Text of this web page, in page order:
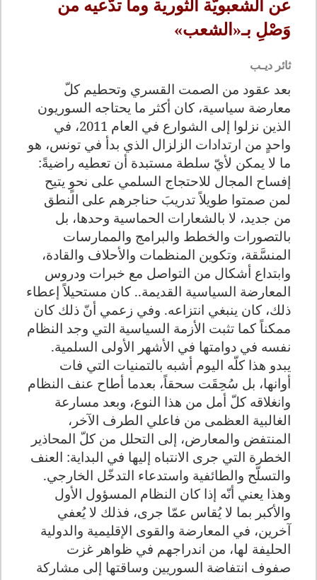
عن الشعبويّة الثورية وما تدَّعيه من
وَصْلِ بـ«الشعب»
ثائر ديـب
بعد عقود من الصمت القسري وتحطيم كلّ
معارضة سياسية، كان أكثر ما يحتاجه السوريون
الذين نزلوا إلى الشوارع في العام 2011، في
واحدٍ من ارتدادات الزلزال الذي بدأ في تونس، هو
ما لا يمكن لأيّ سلطة مستبدة أن تعطيه راضيةً:
إفساح المجال للاحتجاج السلمي على نحوٍ يتيح
لمن صمتوا طويلاً تدريبَ حناجرهم على النطق
من جديد، لا بالشعارات الحماسية وحدها، بل
بالتصورات والخطط والبرامج والممارسات
المنسَّقة، وتكوين المنظمات والأحلاف والقادة،
وابتداع أشكال من التواصل مع خبرات ودروس
المعارضة السياسية القديمة.. كان مستحيلاً إعطاء
ذلك، كان ينبغي انتزاعه. وفي زعمي أنّ ذلك كان
ممكناً كما تثبت الأزمة السياسية التي وجد النظام
نفسه في دوامتها في الأشهر الأولى السلمية.
يبدو هذا كلّه اليوم أشبه بالتمنيات التي فات
أوانها، بل سُحِقَت سحقاً، بعدما أطاح عنف النظام
وانغلاقه كلّ أمل من هذا النوع، وبعد مسارعة
الغالبية العظمى من فاعلي الطرف الآخر،
المنتفض والمعارض، إلى التحلل من كلّ المحاذير
الخطرة التي جرى الانتباه إليها في البداية: العنف
والتسلّح والطائفية واستدعاء التدخّل الخارجي.
وهذا يعني أنّه إذا كان النظام المسؤول الأول
والأكبر بما لا يُقاس عمّا جرى، فذلك لا يُعفي
آخرين، في المعارضة والقوى الإقليمية والدولية
الحليفة لها، من اندراجهم في ظواهر غزت
صفوف انتفاضة السوريين وساقتها إلى مشاركة